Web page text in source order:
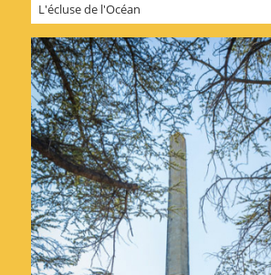
L'écluse de l'Océan